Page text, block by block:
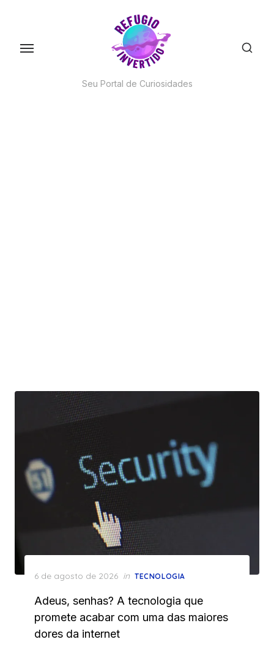
Seu Portal de Curiosidades
Posted
6 de agosto de 2026 in TECNOLOGIA
Adeus, senhas? A tecnologia que
promete acabar com uma das maiores
dores da internet